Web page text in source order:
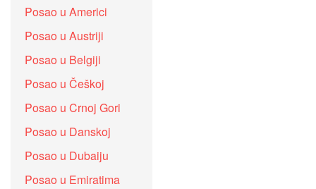
Posao u Americi
Posao u Austriji
Posao u Belgiji
Posao u Češkoj
Posao u Crnoj Gori
Posao u Danskoj
Posao u Dubaiju
Posao u Emiratima